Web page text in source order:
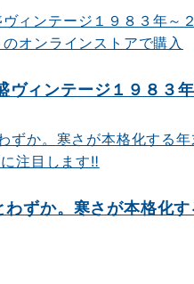
ヴィンテージ１９８３
ずか。寒さが本格化